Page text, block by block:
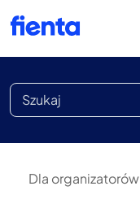
Dla organizatorów